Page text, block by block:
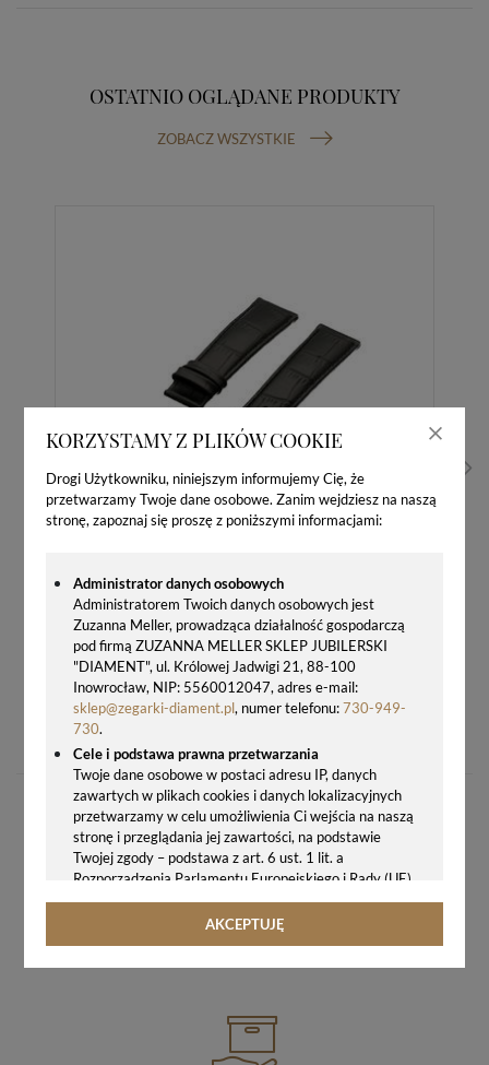
KORZYSTAMY Z PLIKÓW COOKIE
Drogi Użytkowniku, niniejszym informujemy Cię, że
przetwarzamy Twoje dane osobowe. Zanim wejdziesz na naszą
stronę, zapoznaj się proszę z poniższymi informacjami:
Administrator danych osobowych
Administratorem Twoich danych osobowych jest
Zuzanna Meller, prowadząca działalność gospodarczą
pod firmą ZUZANNA MELLER SKLEP JUBILERSKI
"DIAMENT", ul. Królowej Jadwigi 21, 88-100
Inowrocław, NIP: 5560012047, adres e-mail:
sklep@zegarki-diament.pl, numer telefonu:730-949-
730.
Cele i podstawa prawna przetwarzania
Twoje dane osobowe w postaci adresu IP, danych
zawartych w plikach cookies i danych lokalizacyjnych
przetwarzamy w celu umożliwienia Ci wejścia na naszą
stronę i przeglądania jej zawartości, na podstawie
Twojej zgody – podstawa z art. 6 ust. 1 lit. a
Rozporządzenia Parlamentu Europejskiego i Rady (UE)
2016/679 z 27.04.2016 r. w sprawie ochrony osób
fizycznych w związku z przetwarzaniem danych
Twoje dane osobowe możemy udostępniać
hostingodawcy. Takie podmioty przetwarzają dane na
AKCEPTUJĘ
OSTATNIO OGLĄDANE PRODUKTY
ZOBACZ WSZYSTKIE